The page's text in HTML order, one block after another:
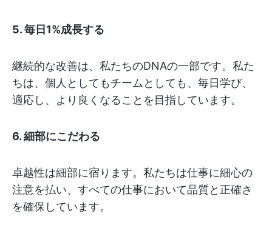
5. 毎日1%成長する
継続的な改善は、私たちのDNAの一部です。私た
ちは、個人としてもチームとしても、毎日学び、
適応し、より良くなることを目指しています。
6. 細部にこだわる
卓越性は細部に宿ります。私たちは仕事に細心の
注意を払い、すべての仕事において品質と正確さ
を確保しています。